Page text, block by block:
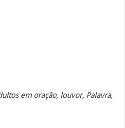
em oração, louvor, Palavra,